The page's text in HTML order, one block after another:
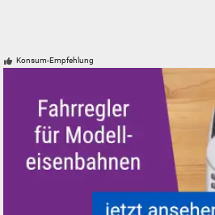
Konsum-Empfehlung